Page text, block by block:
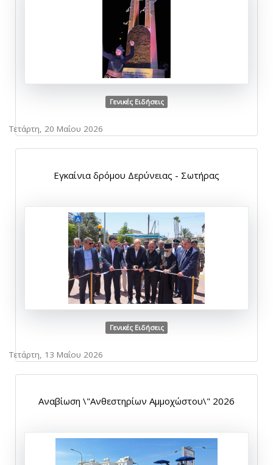
Γενικές Ειδήσεις
Τετάρτη, 20 Μαΐου 2026
Εγκαίνια δρόμου Δερύνειας - Σωτήρας
Γενικές Ειδήσεις
Τετάρτη, 13 Μαΐου 2026
Αναβίωση \"Ανθεστηρίων Αμμοχώστου\" 2026